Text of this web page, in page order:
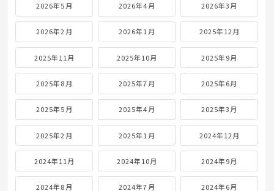
2026年5月 2026年4月 2026年3月
2026年2月 2026年1月 2025年12月
2025年11月 2025年10月 2025年9月
2025年8月 2025年7月 2025年6月
2025年5月 2025年4月 2025年3月
2025年2月 2025年1月 2024年12月
2024年11月 2024年10月 2024年9月
2024年8月 2024年7月 2024年6月